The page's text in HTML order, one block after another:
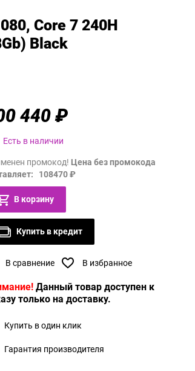
Core 7 240H
Black
440 ₽
Есть в наличии
промокод! Цена без промокода
108470 ₽
В корзину
Купить в кредит
В сравнение В избранное
Данный товар доступен к
только на доставку.
Купить в один клик
Гарантия производителя